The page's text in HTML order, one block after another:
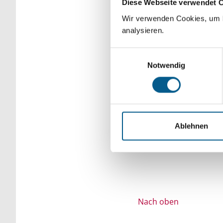
Diese Webseite verwendet
Wir verwenden Cookies,
analysieren.
Notwendig
Ablehnen
Bitte Suchbegriff
verfeinert werden.
Nach oben